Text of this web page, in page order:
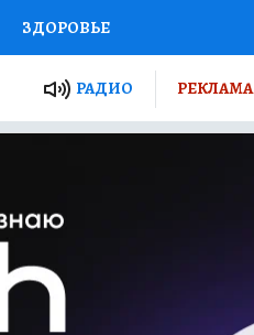
ЗДОРОВЬЕ
РОССИИ
ПУТЕВОДИТЕЛЬ
ПОТРЕБИТЕЛЯ
РАДИО РЕКЛАМА